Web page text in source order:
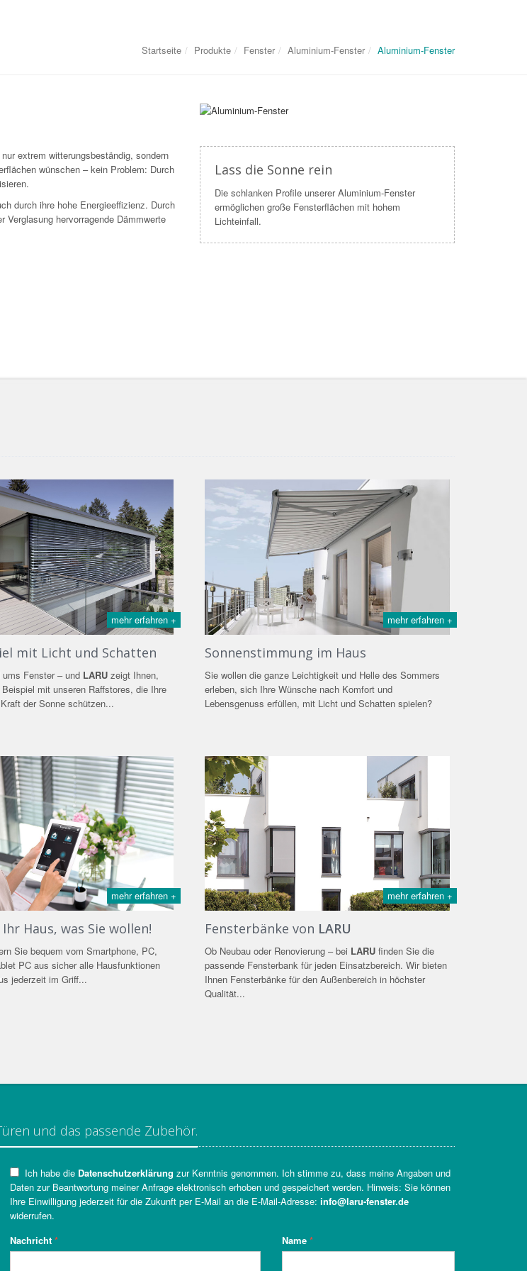
Startseite Produkte Fenster Aluminium-Fenster Aluminium-Fenster
extrem witterungsbeständig, sondern
wünschen – kein Problem: Durch
durch ihre hohe Energieeffizienz. Durch
Verglasung hervorragende Dämmwerte
Lass die Sonne rein
Die schlanken Profile unserer Aluminium-Fenster
ermöglichen große Fensterflächen mit hohem
Lichteinfall.
mehr erfahren +
mit Licht und Schatten
Fenster – und LARU zeigt Ihnen,
mit unseren Raffstores, die Ihre
der Sonne schützen...
mehr erfahren +
Sonnenstimmung im Haus
Sie wollen die ganze Leichtigkeit und Helle des Sommers
erleben, sich Ihre Wünsche nach Komfort und
Lebensgenuss erfüllen, mit Licht und Schatten spielen?
mehr erfahren +
Haus, was Sie wollen!
Sie bequem vom Smartphone, PC,
PC aus sicher alle Hausfunktionen
jederzeit im Griff...
mehr erfahren +
Fensterbänke von LARU
Ob Neubau oder Renovierung – bei LARU finden Sie die
passende Fensterbank für jeden Einsatzbereich. Wir bieten
Ihnen Fensterbänke für den Außenbereich in höchster
Qualität...
und das passende Zubehör.
Ich habe die Datenschutzerklärung zur Kenntnis genommen. Ich stimme zu, dass meine Angaben und
Daten zur Beantwortung meiner Anfrage elektronisch erhoben und gespeichert werden. Hinweis: Sie können
Ihre Einwilligung jederzeit für die Zukunft per E-Mail an die E-Mail-Adresse: info@laru-fenster.de
widerrufen.
Nachricht * Name *